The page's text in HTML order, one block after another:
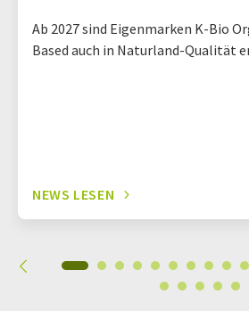
Ab 2027 sind Eigenmarken K-Bio
Based auch in Naturland-Qualität
NEWS LESEN